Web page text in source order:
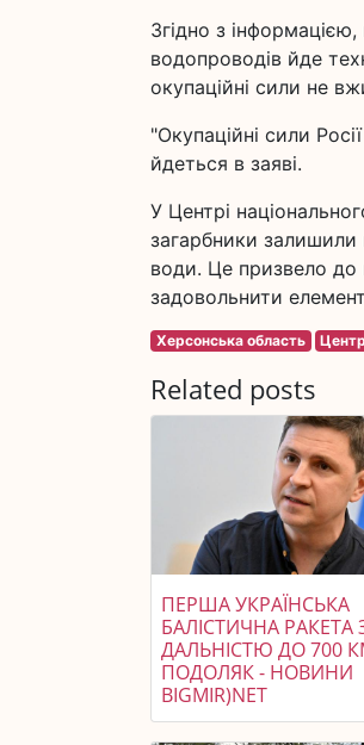
Згідно з
водопроводів йде
окупаційні сили не
"Окупаційні сили
йдеться в заяві.
У Центрі
загарбники залишили
води. Це призвело до
задовольнити
Херсонська область
Related posts
ПЕРША УКРАЇНСЬКА
БАЛІСТИЧНА РАКЕТА
ДАЛЬНІСТЮ ДО 700
ПОДОЛЯК - НОВИНИ
BIGMIR)NET